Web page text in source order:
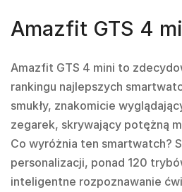
Amazfit GTS 4
Amazfit GTS 4 mini to
rankingu najlepszych
smukły, znakomicie
zegarek, skrywający potężną
Co wyróżnia ten smartwatch?
personalizacji, ponad 120
inteligentne rozpoznawanie